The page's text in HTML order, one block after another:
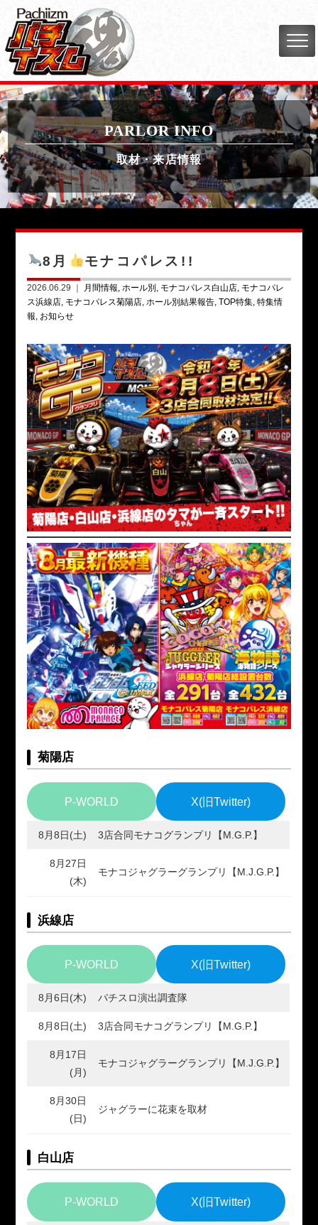
PARLOR INFO
取材・来店情報
8月 モナコパレス!!
2026.06.29 ｜ 月間情報 ホール別 モナコパレス白山店 モナコパレ
ス浜線店 モナコパレス菊陽店 ホール別結果報告 TOP特集 特集情
報
お知らせ
菊陽店
P-WORLD X(旧Twitter)
8月8日(土) 3店合同モナコグランプリ【M.G.P.】
8月27日
(木)
モナコジャグラーグランプリ【M.J.G.P.】
浜線店
P-WORLD X(旧Twitter)
8月6日(木) パチスロ演出調査隊
8月8日(土) 3店合同モナコグランプリ【M.G.P.】
8月17日
(月)
モナコジャグラーグランプリ【M.J.G.P.】
8月30日
(日)
ジャグラーに花束を取材
白山店
P-WORLD X(旧Twitter)